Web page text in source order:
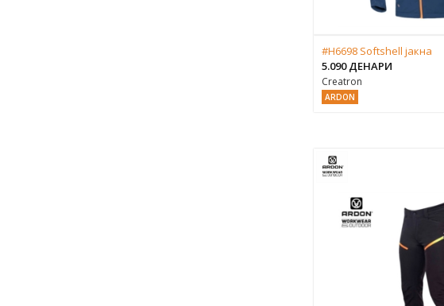
#H6698 Softshell јакна
5.090 ДЕНАРИ
Creatron
ARDON